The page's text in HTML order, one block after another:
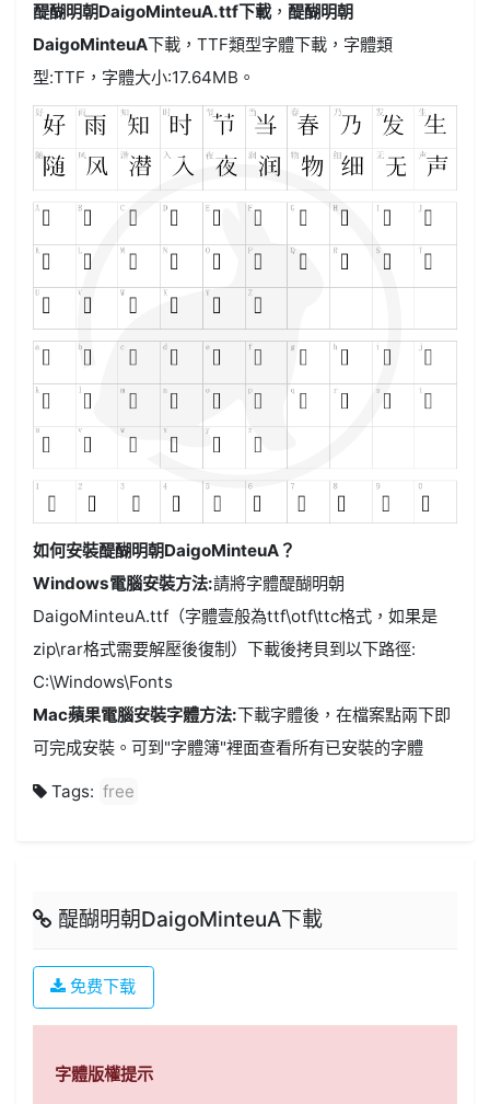
醍醐明朝DaigoMinteuA.ttf下載，醍醐明朝
DaigoMinteuA下載，TTF類型字體下載，字體類
型:TTF ，字體大小:17.64MB。
如何安裝醍醐明朝DaigoMinteuA？
Windows電腦安裝方法:請將字體醍醐明朝
DaigoMinteuA.ttf（字體壹般為ttf\otf\ttc格式，如果是
zip\rar格式需要解壓後復制）下載後拷貝到以下路徑:
C:\Windows\Fonts
Mac蘋果電腦安裝字體方法:下載字體後，在檔案點兩下即
可完成安裝。可到"字體簿"裡面查看所有已安裝的字體
Tags: free
醍醐明朝DaigoMinteuA下載
免费下载
字體版權提示